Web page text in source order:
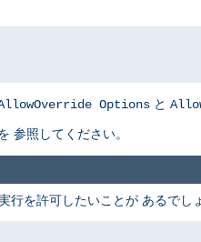
Options と
参照してください。
行を許可したいことが あるで